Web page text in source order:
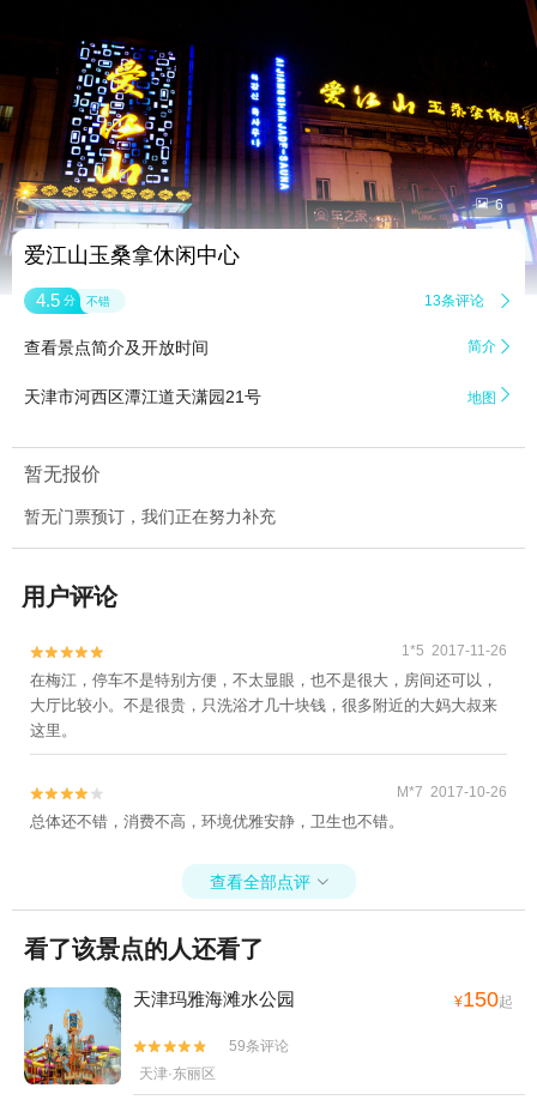
 6
爱江山玉桑拿休闲中心
4.5 分 不错 13条评论 
查看景点简介及开放时间 简介 
天津市河西区潭江道天潇园21号 地图 
暂无报价
暂无门票预订，我们正在努力补充
用户评论

 1*5 2017-11-26
在梅江，停车不是特别方便，不太显眼，也不是很大，房间还可以，
大厅比较小。不是很贵，只洗浴才几十块钱，很多附近的大妈大叔来
这里。

 M*7 2017-10-26
总体还不错，消费不高，环境优雅安静，卫生也不错。
查看全部点评 
看了该景点的人还看了
天津玛雅海滩水公园 ¥150起


59条评论
天津·东丽区